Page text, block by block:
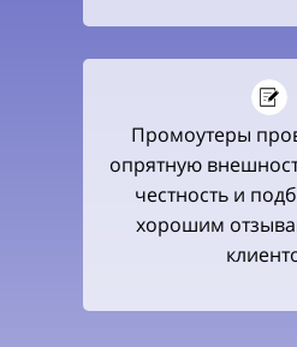
Промоутеры
опрятную
честность и
хорошим